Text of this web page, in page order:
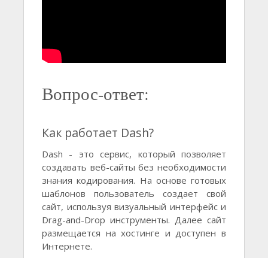
Вопрос-ответ:
Как работает Dash?
Dash - это сервис, который позволяет
создавать веб-сайты без необходимости
знания кодирования. На основе готовых
шаблонов пользователь создает свой
сайт, используя визуальный интерфейс и
Drag-and-Drop инструменты. Далее сайт
размещается на хостинге и доступен в
Интернете.